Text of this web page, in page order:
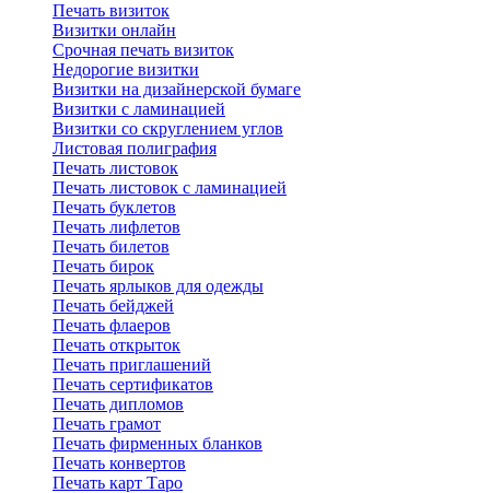
Печать визиток
Визитки онлайн
Срочная печать визиток
Недорогие визитки
Визитки на дизайнерской бумаге
Визитки с ламинацией
Визитки со скруглением углов
Листовая полиграфия
Печать листовок
Печать листовок с ламинацией
Печать буклетов
Печать лифлетов
Печать билетов
Печать бирок
Печать ярлыков для одежды
Печать бейджей
Печать флаеров
Печать открыток
Печать приглашений
Печать сертификатов
Печать дипломов
Печать грамот
Печать фирменных бланков
Печать конвертов
Печать карт Таро